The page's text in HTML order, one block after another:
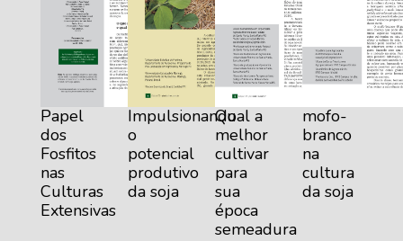
Papel
dos
Fosfitos
nas
Culturas
Extensivas
Impulsionando
o
potencial
produtivo
da soja
Qual a
melhor
cultivar
para
sua
época
semeadura
mofo-
branco
na
cultura
da soja